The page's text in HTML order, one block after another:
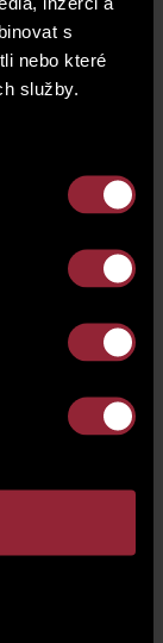
s
nebo které
služby.